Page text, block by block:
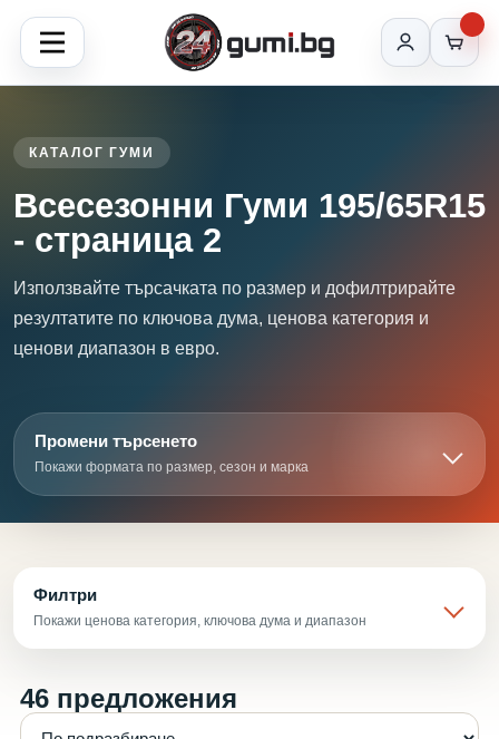
КАТАЛОГ ГУМИ
Всесезонни Гуми 195/65R15
- страница 2
Използвайте търсачката по размер и дофилтрирайте
резултатите по ключова дума, ценова категория и
ценови диапазон в евро.
Промени търсенето
Покажи формата по размер, сезон и марка
Филтри
Покажи ценова категория, ключова дума и диапазон
46 предложения